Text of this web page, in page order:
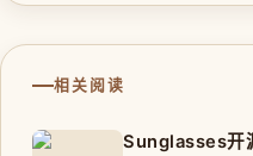
相关阅读
Sunglasses开